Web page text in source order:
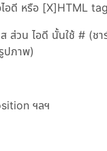
อดี หรือ [X]HTML
ส่วน ไอดี นั้นใช้ # (
ปภาพ)
ฯลฯ